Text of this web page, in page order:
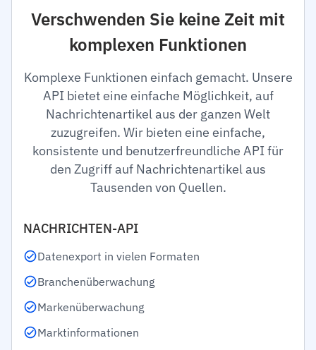
Verschwenden Sie keine Zeit mit
komplexen Funktionen
Komplexe Funktionen einfach gemacht. Unsere
API bietet eine einfache Möglichkeit, auf
Nachrichtenartikel aus der ganzen Welt
zuzugreifen. Wir bieten eine einfache,
konsistente und benutzerfreundliche API für
den Zugriff auf Nachrichtenartikel aus
Tausenden von Quellen.
NACHRICHTEN-API
Datenexport in vielen Formaten
Branchenüberwachung
Markenüberwachung
Marktinformationen